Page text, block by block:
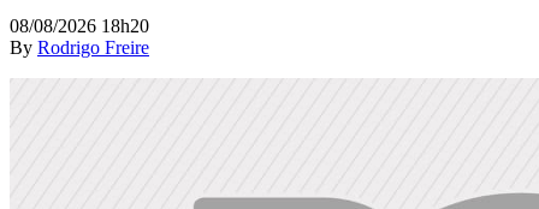
08/08/2026 18h20
By Rodrigo Freire